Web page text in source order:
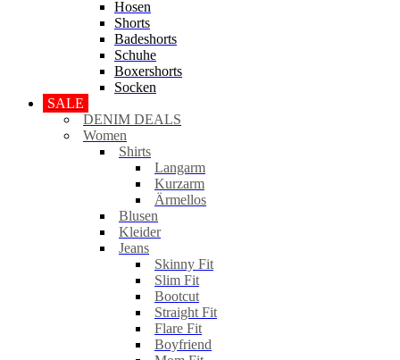
Hosen
Shorts
Badeshorts
Schuhe
Boxershorts
Socken
SALE
DENIM DEALS
Women
Shirts
Langarm
Kurzarm
Ärmellos
Blusen
Kleider
Jeans
Skinny Fit
Slim Fit
Bootcut
Straight Fit
Flare Fit
Boyfriend